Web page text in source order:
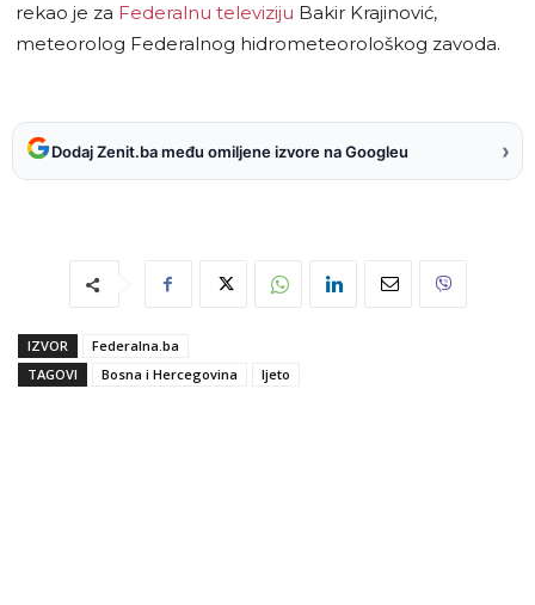
rekao je za Federalnu televiziju Bakir Krajinović,
meteorolog Federalnog hidrometeorološkog zavoda.
Dodaj Zenit.ba među omiljene izvore na Googleu ›
IZVOR
Federalna.ba
TAGOVI
Bosna i Hercegovina ljeto